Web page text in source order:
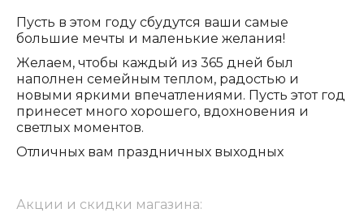
Пусть в этом году сбудутся ваши самые
большие мечты и маленькие желания!
Желаем, чтобы каждый из 365 дней был
наполнен семейным теплом, радостью и
новыми яркими впечатлениями. Пусть этот год
принесет много хорошего, вдохновения и
светлых моментов.
Отличных вам праздничных выходных
Акции и скидки магазина: